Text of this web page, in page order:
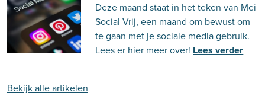
Deze maand staat in het teken van Mei
Social Vrij, een maand om bewust om
te gaan met je sociale media gebruik.
Lees er hier meer over! Lees verder
Bekijk alle artikelen